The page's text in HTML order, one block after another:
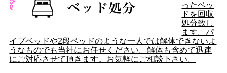
ったベッ
ドを回収
処分致し
ます。パ
イプベッドや2段ベッドのような一人では解体できないよ
うなものでも当社にお任せください。解体も含めて迅速
にご対応させて頂きます。お気軽にご相談下さい。